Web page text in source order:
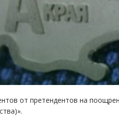
от претендентов на